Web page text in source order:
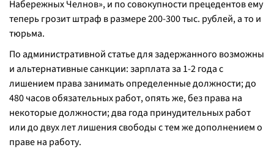
Набережных Челнов», и по совокупности прецедентов ему
теперь грозит штраф в размере 200-300 тыс. рублей, а то и
тюрьма.
По административной статье для задержанного возможны
и альтернативные санкции: зарплата за 1-2 года с
лишением права занимать определенные должности; до
480 часов обязательных работ, опять же, без права на
некоторые должности; два года принудительных работ
или до двух лет лишения свободы с тем же дополнением о
праве на работу.